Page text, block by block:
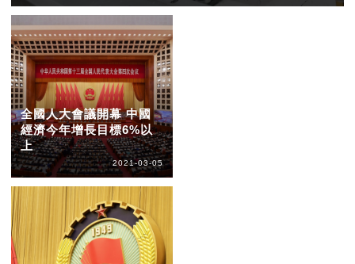
全國人大會議開幕 中國
經濟今年增長目標6%以
上
2021-03-05